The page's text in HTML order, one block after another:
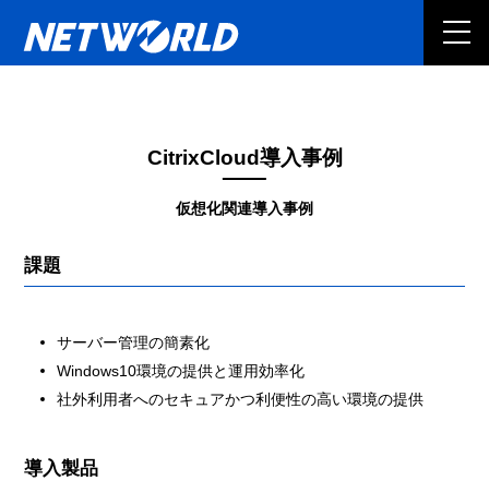
仮想化関連導入事例
CitrixCloud導入事例
課題
サーバー管理の簡素化
Windows10環境の提供と運用効率化
社外利用者へのセキュアかつ利便性の高い環境の提供
導入製品